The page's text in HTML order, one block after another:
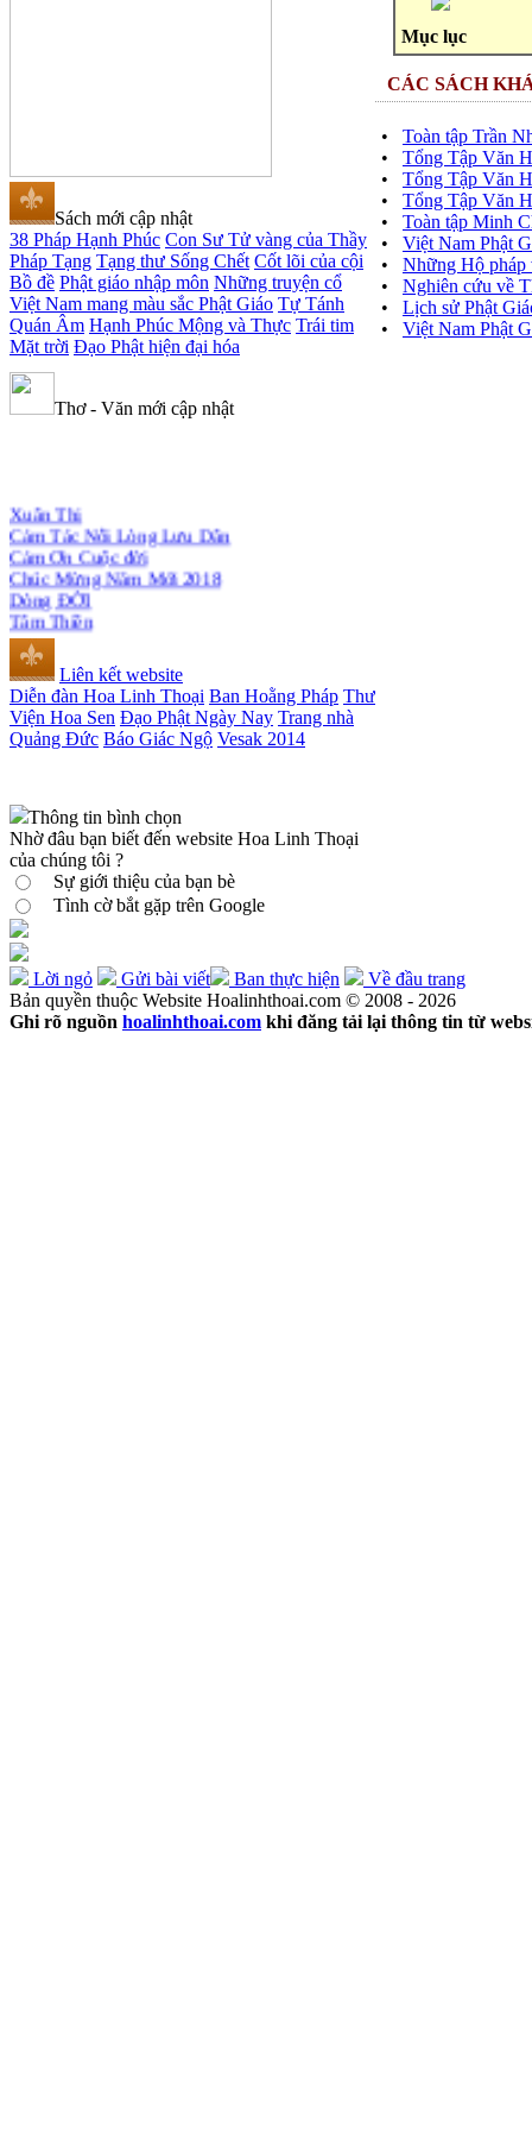
Sách mới cập nhật
38 Pháp Hạnh Phúc Con Sư Tử vàng của Thầy
Pháp Tạng Tạng thư Sống Chết Cốt lõi của cội
Bồ đề Phật giáo nhập môn Những truyện cổ
Việt Nam mang màu sắc Phật Giáo Tự Tánh
Quán Âm Hạnh Phúc Mộng và Thực Trái tim
Mặt trời Đạo Phật hiện đại hóa
Thơ - Văn mới cập nhật
Xuân Thi
Cảm Tác Nỗi Lòng Lưu Dân
Cảm Ơn Cuộc đời
Chúc Mừng Năm Mới 2018
Dòng ĐỜI
Tâm Thiền
Chuông Ngân
Kính mừng Phật Đản
Anh không chết đâu em
Kiếp này
Liên kết website
Diễn đàn Hoa Linh Thoại Ban Hoằng Pháp Thư
Viện Hoa Sen Đạo Phật Ngày Nay Trang nhà
Quảng Đức Báo Giác Ngộ Vesak 2014
Thông tin bình chọn
Nhờ đâu bạn biết đến website Hoa Linh Thoại
của chúng tôi ?
Sự giới thiệu của bạn bè
Tình cờ bắt gặp trên Google
Mục lục
CÁC SÁCH
• Toàn tập Trần
• Tổng Tập Văn
• Tổng Tập Văn
• Tổng Tập Văn
• Toàn tập Minh
• Việt Nam Phật
• Những Hộ
• Nghiên cứu về
• Lịch sử Phật
• Việt Nam Phật
Lời ngỏ Gửi bài viết Ban thực hiện
Về đầu trang
Bản quyền thuộc Website Hoalinhthoai.com © 2008 - 2026
Ghi rõ nguồn hoalinhthoai.com khi đăng tải lại thông tin từ